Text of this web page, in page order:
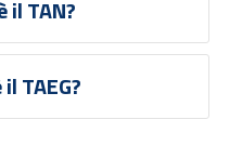
il TAN?
TAEG?